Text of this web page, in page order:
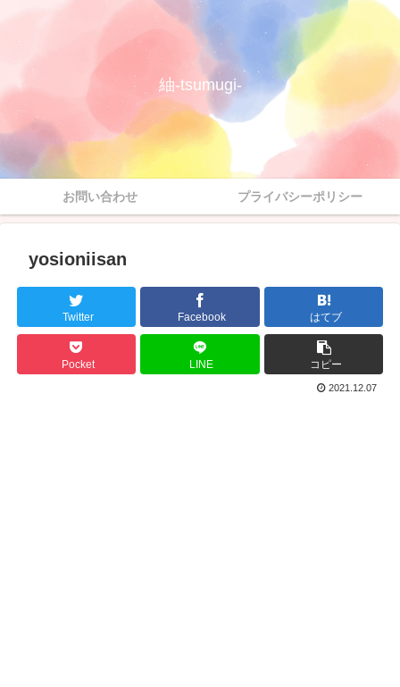
紬-tsumugi-
お問い合わせ プライバシーポリシー
yosioniisan
Twitter Facebook はてブ
Pocket LINE コピー
2021.12.07